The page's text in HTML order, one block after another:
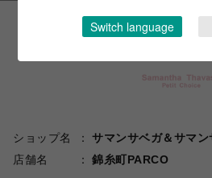
ショップ名
サマンサベガ＆サマ
店舗名
錦糸町PARCO
Switch language